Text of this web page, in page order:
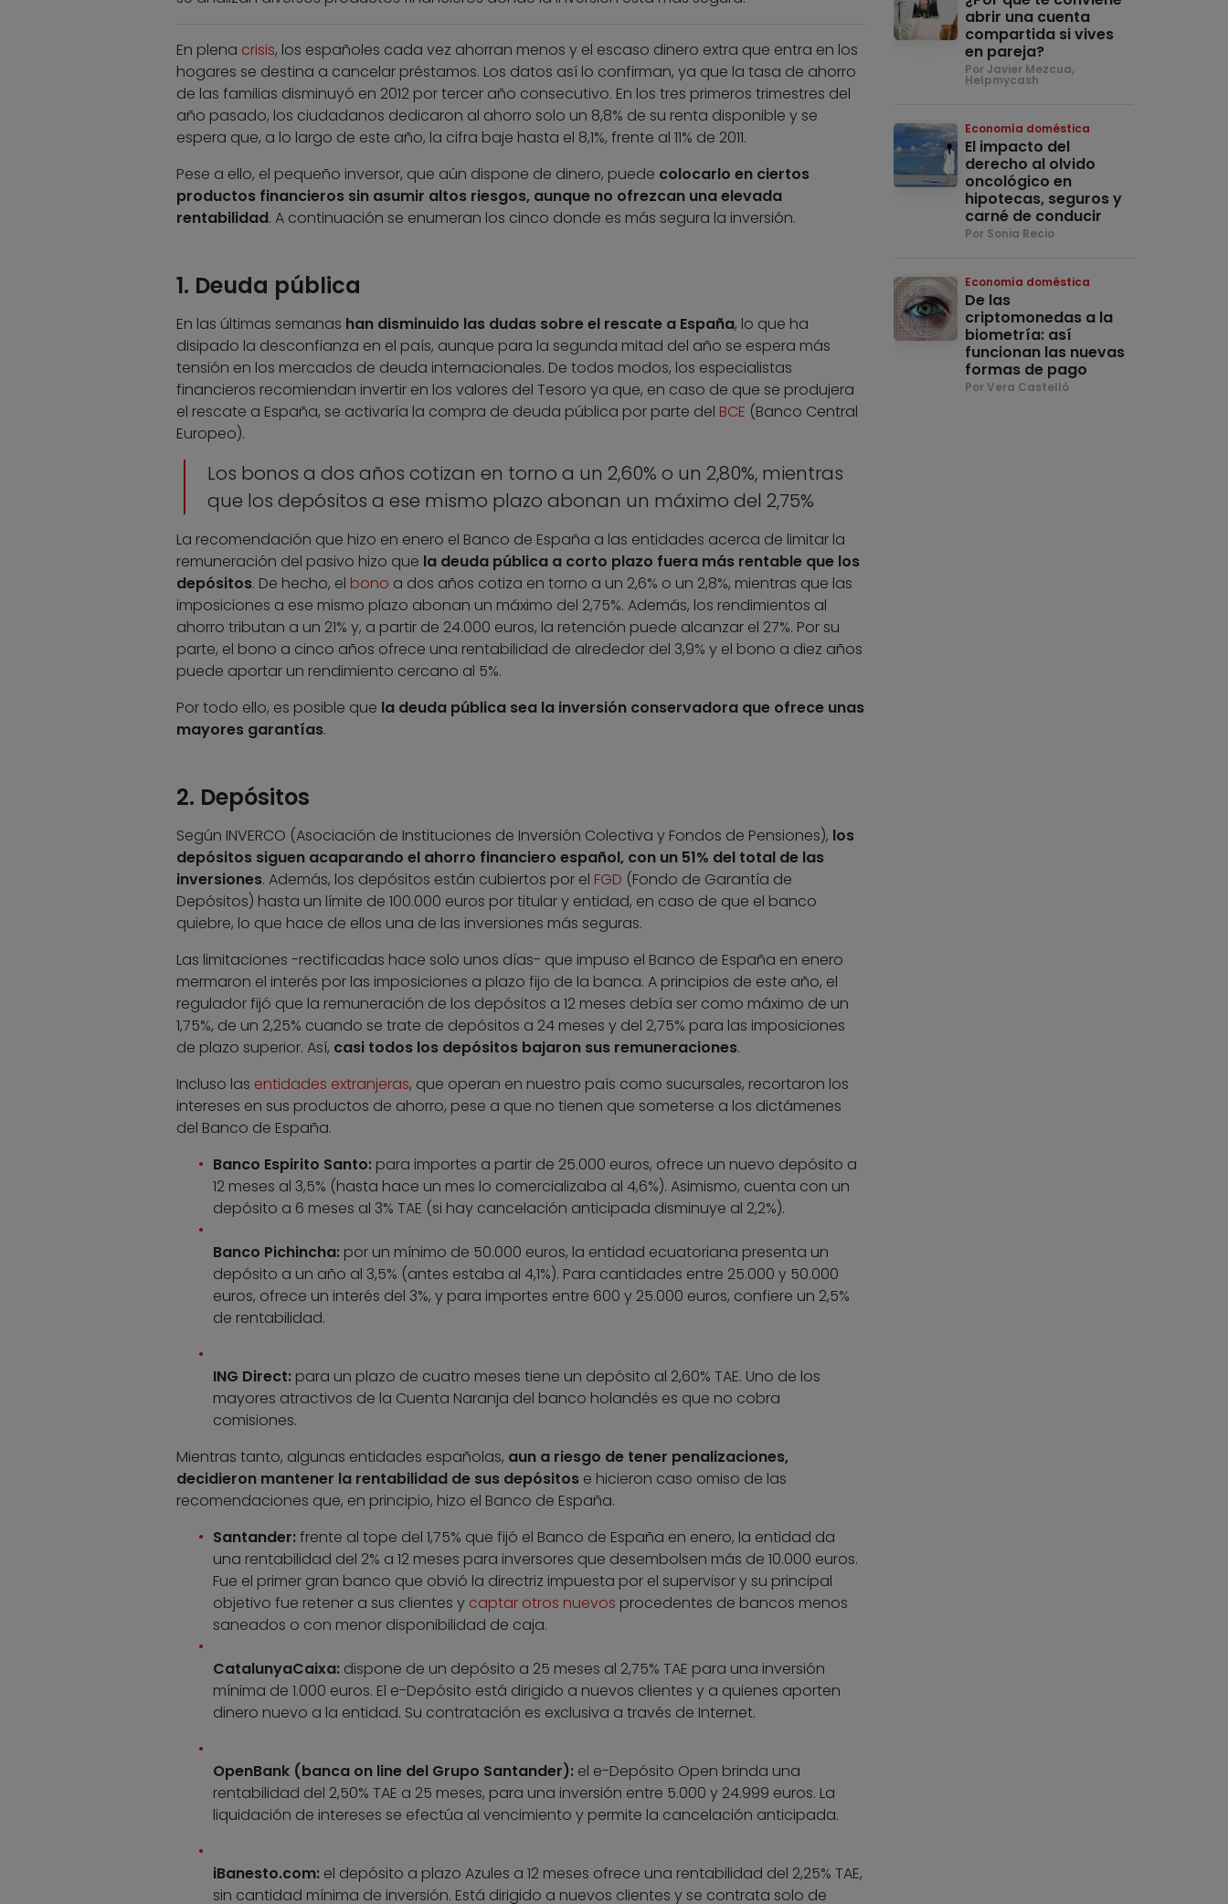
En plena crisis, los españoles cada vez ahorran menos y el escaso dinero extra que entra en los
hogares se destina a cancelar préstamos. Los datos así lo confirman, ya que la tasa de ahorro
de las familias disminuyó en 2012 por tercer año consecutivo. En los tres primeros trimestres del
año pasado, los ciudadanos dedicaron al ahorro solo un 8,8% de su renta disponible y se
espera que, a lo largo de este año, la cifra baje hasta el 8,1%, frente al 11% de 2011.
Pese a ello, el pequeño inversor, que aún dispone de dinero, puede colocarlo en ciertos
productos financieros sin asumir altos riesgos, aunque no ofrezcan una elevada
rentabilidad. A continuación se enumeran los cinco donde es más segura la inversión.
1. Deuda pública
En las últimas semanas han disminuido las dudas sobre el rescate a España, lo que ha
disipado la desconfianza en el país, aunque para la segunda mitad del año se espera más
tensión en los mercados de deuda internacionales. De todos modos, los especialistas
financieros recomiendan invertir en los valores del Tesoro ya que, en caso de que se produjera
el rescate a España, se activaría la compra de deuda pública por parte del BCE (Banco Central
Europeo).
Los bonos a dos años cotizan en torno a un 2,60% o un 2,80%, mientras
que los depósitos a ese mismo plazo abonan un máximo del 2,75%
La recomendación que hizo en enero el Banco de España a las entidades acerca de limitar la
remuneración del pasivo hizo que la deuda pública a corto plazo fuera más rentable que los
depósitos. De hecho, el bono a dos años cotiza en torno a un 2,6% o un 2,8%, mientras que las
imposiciones a ese mismo plazo abonan un máximo del 2,75%. Además, los rendimientos al
ahorro tributan a un 21% y, a partir de 24.000 euros, la retención puede alcanzar el 27%. Por su
parte, el bono a cinco años ofrece una rentabilidad de alrededor del 3,9% y el bono a diez años
puede aportar un rendimiento cercano al 5%.
Por todo ello, es posible que la deuda pública sea la inversión conservadora que ofrece unas
mayores garantías.
2. Depósitos
Según INVERCO (Asociación de Instituciones de Inversión Colectiva y Fondos de Pensiones), los
depósitos siguen acaparando el ahorro financiero español, con un 51% del total de las
inversiones. Además, los depósitos están cubiertos por el FGD (Fondo de Garantía de
Depósitos) hasta un límite de 100.000 euros por titular y entidad, en caso de que el banco
quiebre, lo que hace de ellos una de las inversiones más seguras.
Las limitaciones -rectificadas hace solo unos días- que impuso el Banco de España en enero
mermaron el interés por las imposiciones a plazo fijo de la banca. A principios de este año, el
regulador fijó que la remuneración de los depósitos a 12 meses debía ser como máximo de un
1,75%, de un 2,25% cuando se trate de depósitos a 24 meses y del 2,75% para las imposiciones
de plazo superior. Así, casi todos los depósitos bajaron sus remuneraciones.
Incluso las entidades extranjeras, que operan en nuestro país como sucursales, recortaron los
intereses en sus productos de ahorro, pese a que no tienen que someterse a los dictámenes
del Banco de España.
Banco Espirito Santo:para importes a partir de 25.000 euros, ofrece un nuevo depósito a
12 meses al 3,5% (hasta hace un mes lo comercializaba al 4,6%). Asimismo, cuenta con un
depósito a 6 meses al 3% TAE (si hay cancelación anticipada disminuye al 2,2%).
Banco Pichincha:por un mínimo de 50.000 euros, la entidad ecuatoriana presenta un
depósito a un año al 3,5% (antes estaba al 4,1%). Para cantidades entre 25.000 y 50.000
euros, ofrece un interés del 3%, y para importes entre 600 y 25.000 euros, confiere un 2,5%
de rentabilidad.
ING Direct:para un plazo de cuatro meses tiene un depósito al 2,60% TAE. Uno de los
mayores atractivos de la Cuenta Naranja del banco holandés es que no cobra
comisiones.
Mientras tanto, algunas entidades españolas, aun a riesgo de tener penalizaciones,
decidieron mantener la rentabilidad de sus depósitose hicieron caso omiso de las
recomendaciones que, en principio, hizo el Banco de España.
Santander:frente al tope del 1,75% que fijó el Banco de España en enero, la entidad da
una rentabilidad del 2% a 12 meses para inversores que desembolsen más de 10.000 euros.
Fue el primer gran banco que obvió la directriz impuesta por el supervisor y su principal
objetivo fue retener a sus clientes y captar otros nuevos procedentes de bancos menos
saneados o con menor disponibilidad de caja.
CatalunyaCaixa:dispone de un depósito a 25 meses al 2,75% TAE para una inversión
mínima de 1.000 euros. El e-Depósito está dirigido a nuevos clientes y a quienes aporten
dinero nuevo a la entidad. Su contratación es exclusiva a través de Internet.
OpenBank (banca on line del Grupo Santander):el e-Depósito Open brinda una
rentabilidad del 2,50% TAE a 25 meses, para una inversión entre 5.000 y 24.999 euros. La
liquidación de intereses se efectúa al vencimiento y permite la cancelación anticipada.
iBanesto.com:el depósito a plazo Azules a 12 meses ofrece una rentabilidad del 2,25% TAE,
sin cantidad mínima de inversión. Está dirigido a nuevos clientes y se contrata solo de
abrir una cuenta
compartida si vives
en pareja?
Por Javier Mezcua,
Helpmycash
Economía doméstica
El impacto del
derecho al olvido
oncológico en
hipotecas, seguros y
carné de conducir
Por Sonia Recio
Economía doméstica
De las
criptomonedas a la
biometría: así
funcionan las nuevas
formas de pago
Por Vera Castelló